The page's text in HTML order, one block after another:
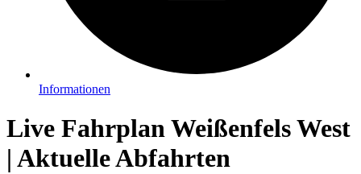
Informationen
Live Fahrplan Weißenfels West
| Aktuelle Abfahrten